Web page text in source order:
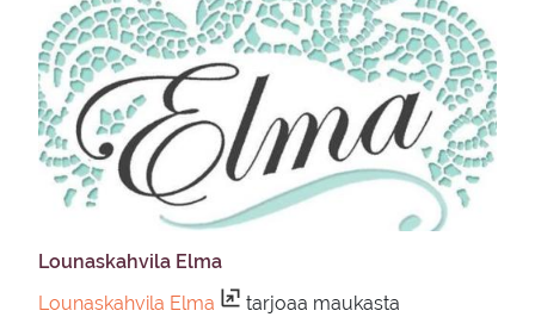
Lou­nas­kah­vi­la Elma
Lounaskahvila Elma
tarjoaa maukasta